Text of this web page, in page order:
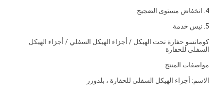
4. انخفاض مستوى الضجيج
5. نيس خدمة
كوماتسو حفارة تحت الهيكل / أجزاء الهيكل السفلي / أجزاء الهيكل
السفلي للحفارة
مواصفات المنتج
الاسم: أجزاء الهيكل السفلي للحفارة ، بلدوزر